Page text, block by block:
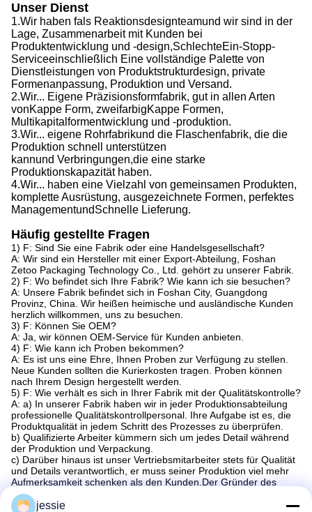
Unser Dienst
1.Wir haben fals Reaktionsdesignteamund wir sind in der
Lage, Zusammenarbeit mit Kunden bei
Produktentwicklung und -design,SchlechteEin-Stopp-
Serviceeinschließlich Eine vollständige Palette von
Dienstleistungen von Produktstrukturdesign, private
Formenanpassung, Produktion und Versand.
2.Wir... Eigene Präzisionsformfabrik, gut in allen Arten
vonKappe Form, zweifarbigKappe Formen,
Multikapitalformentwicklung und -produktion.
3.Wir... eigene Rohrfabrikund die Flaschenfabrik, die die
Produktion schnell unterstützen
kannund Verbringungen,die eine starke
Produktionskapazität haben.
4.Wir... haben eine Vielzahl von gemeinsamen Produkten,
komplette Ausrüstung, ausgezeichnete Formen, perfektes
ManagementundSchnelle Lieferung.
Häufig gestellte Fragen
1) F: Sind Sie eine Fabrik oder eine Handelsgesellschaft?
A: Wir sind ein Hersteller mit einer Export-Abteilung, Foshan
Zetoo Packaging Technology Co., Ltd. gehört zu unserer Fabrik.
2) F: Wo befindet sich Ihre Fabrik? Wie kann ich sie besuchen?
A: Unsere Fabrik befindet sich in Foshan City, Guangdong
Provinz, China. Wir heißen heimische und ausländische Kunden
herzlich willkommen, uns zu besuchen.
3) F: Können Sie OEM?
A: Ja, wir können OEM-Service für Kunden anbieten.
4) F: Wie kann ich Proben bekommen?
A: Es ist uns eine Ehre, Ihnen Proben zur Verfügung zu stellen.
Neue Kunden sollten die Kurierkosten tragen. Proben können
nach Ihrem Design hergestellt werden.
5) F: Wie verhält es sich in Ihrer Fabrik mit der Qualitätskontrolle?
A: a) In unserer Fabrik haben wir in jeder Produktionsabteilung
professionelle Qualitätskontrollpersonal. Ihre Aufgabe ist es, die
Produktqualität in jedem Schritt des Prozesses zu überprüfen.
b) Qualifizierte Arbeiter kümmern sich um jedes Detail während
der Produktion und Verpackung.
c) Darüber hinaus ist unser Vertriebsmitarbeiter stets für Qualität
und Details verantwortlich, er muss seiner Produktion viel mehr
Aufmerksamkeit schenken als den Kunden.Der Gründer des
Unternehmens ist der Pionier der Produkttechnologie Entwicklung
und Design.
jessie